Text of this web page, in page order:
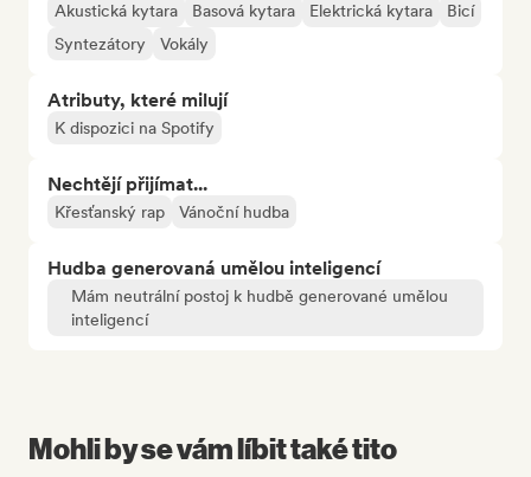
Akustická kytara Basová kytara Elektrická kytara
Bicí
Syntezátory
Vokály
Atributy, které milují
K dispozici na Spotify
Nechtějí přijímat...
Křesťanský rap Vánoční hudba
Hudba generovaná umělou inteligencí
Mám neutrální postoj k hudbě generované umělou
inteligencí
Mohli by se vám líbit také tito